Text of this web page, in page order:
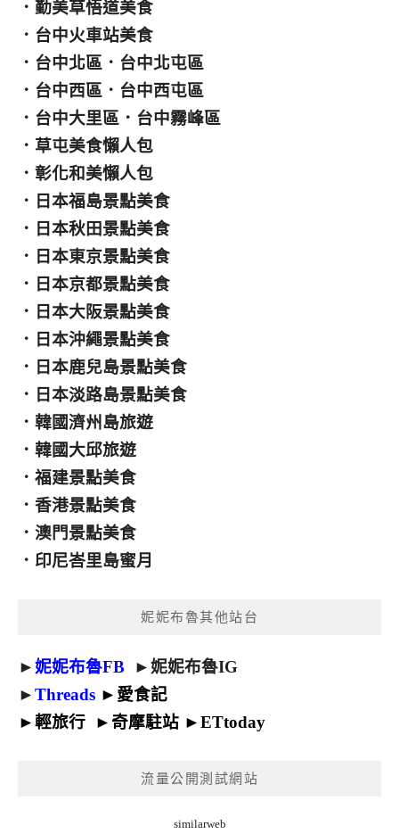
． 勤美草悟道美食
． 台中火車站美食
． 台中北區 ． 台中北屯區
． 台中西區 ． 台中西屯區
． 台中大里區 ． 台中霧峰區
． 草屯美食懶人包
． 彰化和美懶人包
． 日本福島景點美食
． 日本秋田景點美食
． 日本東京景點美食
． 日本京都景點美食
． 日本大阪景點美食
． 日本沖繩景點美食
． 日本鹿兒島景點美食
． 日本淡路島景點美食
． 韓國濟州島旅遊
． 韓國大邱旅遊
． 福建景點美食
． 香港景點美食
． 澳門景點美食
． 印尼峇里島蜜月
妮妮布魯其他站台
►妮妮布魯FB ►妮妮布魯IG
►Threads ► 愛食記
►輕旅行 ► 奇摩駐站 ►ETtoday
流量公開測試網站
similarweb